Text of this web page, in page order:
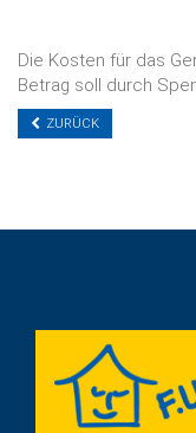
Die Kosten für das
Betrag soll durch
ZURÜCK